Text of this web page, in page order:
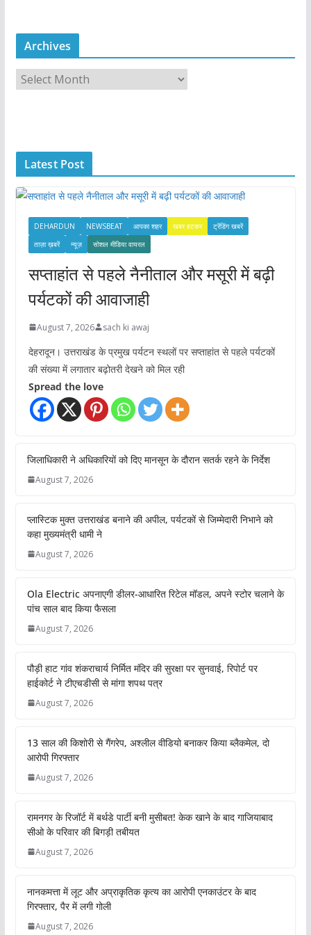
Archives
r
e
s
Latest Post
DEHARDUN NEWSBEAT आपका शहर खबर हटकर
ट्रेंडिंग खबरें
ताज़ा ख़बरें
न्यूज़ सोशल मीडिया वायरल
सप्ताहांत से पहले नैनीताल और मसूरी में बढ़ी
पर्यटकों की आवाजाही
August 7, 2026 sach ki awaj
देहरादून। उत्तराखंड के प्रमुख पर्यटन स्थलों पर सप्ताहांत से पहले पर्यटकों
की संख्या में लगातार बढ़ोतरी देखने को मिल रही
Spread the love
जिलाधिकारी ने अधिकारियों को दिए मानसून के दौरान सतर्क रहने के निर्देश
August 7, 2026
प्लास्टिक मुक्त उत्तराखंड बनाने की अपील, पर्यटकों से जिम्मेदारी निभाने को
कहा मुख्यमंत्री धामी ने
August 7, 2026
Ola Electric अपनाएगी डीलर-आधारित रिटेल मॉडल, अपने स्टोर चलाने के
पांच साल बाद किया फैसला
August 7, 2026
पौड़ी हाट गांव शंकराचार्य निर्मित मंदिर की सुरक्षा पर सुनवाई, रिपोर्ट पर
हाईकोर्ट ने टीएचडीसी से मांगा शपथ पत्र
August 7, 2026
13 साल की किशोरी से गैंगरेप, अश्लील वीडियो बनाकर किया ब्लैकमेल, दो
आरोपी गिरफ्तार
August 7, 2026
रामनगर के रिजॉर्ट में बर्थडे पार्टी बनी मुसीबत! केक खाने के बाद गाजियाबाद
सीओ के परिवार की बिगड़ी तबीयत
August 7, 2026
नानकमत्ता में लूट और अप्राकृतिक कृत्य का आरोपी एनकाउंटर के बाद
गिरफ्तार, पैर में लगी गोली
August 7, 2026